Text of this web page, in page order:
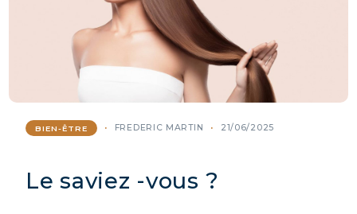
BIEN-ÊTRE FREDERIC MARTIN 21/06/2025
Le saviez -vous ?